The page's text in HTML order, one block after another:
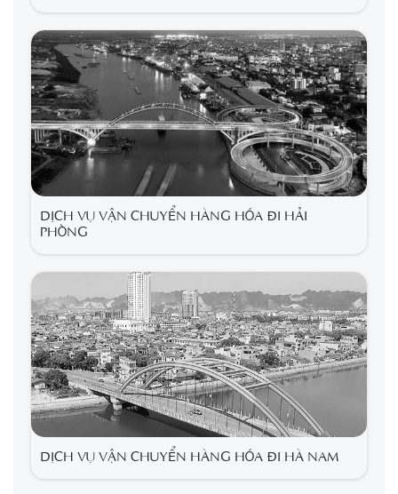
DỊCH VỤ VẬN CHUYỂN HÀNG HÓA ĐI HẢI
PHÒNG
DỊCH VỤ VẬN CHUYỂN HÀNG HÓA ĐI HÀ NAM